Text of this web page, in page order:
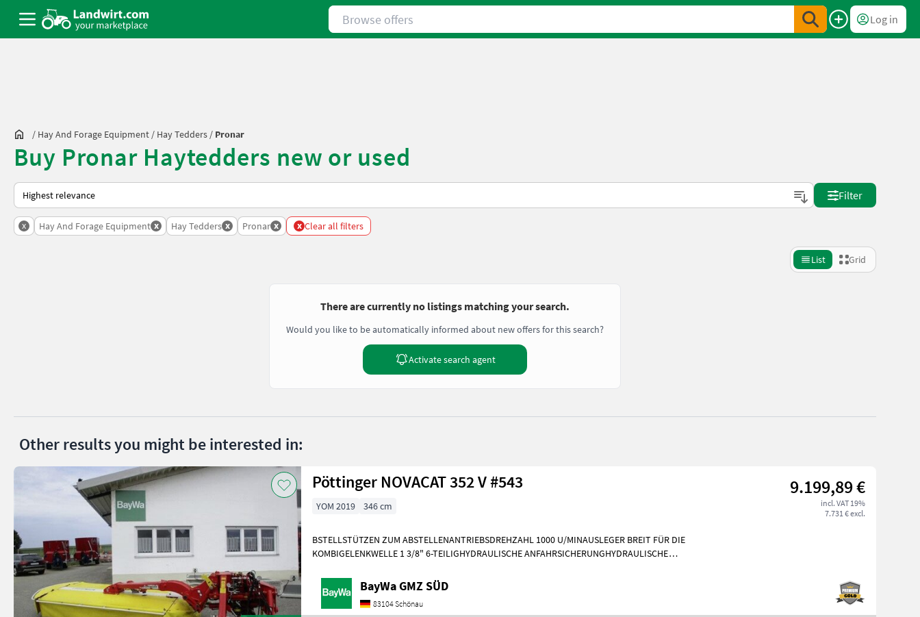
Browse offers
Log in
/ Hay And Forage Equipment / Hay Tedders / Pronar
Buy Pronar Haytedders new or used
This is how sorting works on Landwirt.com
Filter
x Hay And Forage Equipment x Hay Tedders x Pronar x x Clear all filters
List Grid
There are currently no listings matching your search.
Would you like to be automatically informed about new offers for this search?
Activate search agent
Other results you might be interested in:
Pöttinger NOVACAT 352 V #543 9.199,89 €
incl. VAT 19%
7.731 € excl.
YOM 2019 346 cm
BSTELLSTÜTZEN ZUM ABSTELLENANTRIEBSDREHZAHL 1000 U/MINAUSLEGER BREIT FÜR DIE
KOMBIGELENKWELLE 1 3/8" 6-TEILIGHYDRAULISCHE ANFAHRSICHERUNGHYDRAULISCHE
BayWa GMZ SÜD
83104 Schönau